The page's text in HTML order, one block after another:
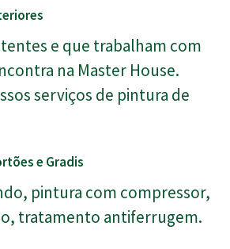
e que trabalham com
na Master House.
serviços de pintura de
e Gradis
pintura com compressor,
tratamento antiferrugem.